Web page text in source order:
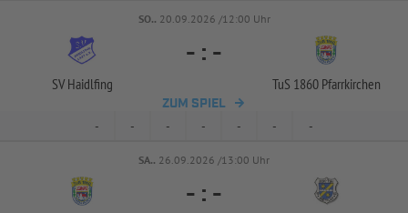
SO.. 20.09.2026 /12:00 Uhr
SV Haidlfing
- : -
TuS 1860 Pfarrkirchen
ZUM SPIEL
- - - - - - -
SA.. 26.09.2026 /13:00 Uhr
- : -